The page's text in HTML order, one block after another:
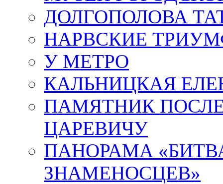
ДОЛГОПОЛОВА
НАРВСКИЕ
У МЕТРО
КАЛЬНИЦКАЯ
ПАМЯТНИК
ЦАРЕВИЧУ
ПАНОРАМА
ЗНАМЕНОСЦЕВ»